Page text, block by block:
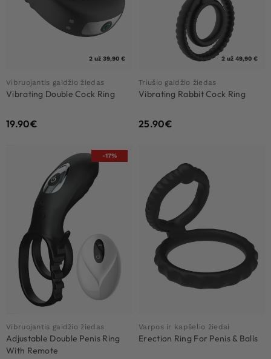
2 už 39,90 €
Vibruojantis gaidžio žiedas
Vibrating Double Cock Ring
19.90€
2 už 49,90 €
Triušio gaidžio žiedas
Vibrating Rabbit Cock Ring
25.90€
-17%
Vibruojantis gaidžio žiedas
Adjustable Double Penis Ring
With Remote
Varpos ir kapšelio žiedai
Erection Ring For Penis & Balls